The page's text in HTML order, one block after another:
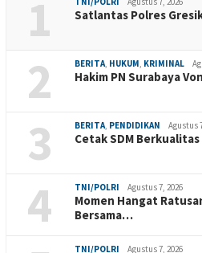
1 Satlantas Polres
2 BERITA, HUKUM, KRIMINAL
Hakim PN Surabaya
3 BERITA, PENDIDIKAN Agustus
Cetak SDM
4 TNI/POLRI Agustus 7, 2026
Momen Hangat
Bersama…
TNI/POLRI Agustus 7, 2026